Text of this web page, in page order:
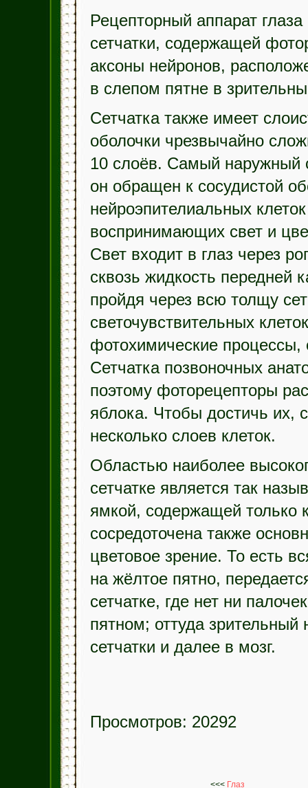
Рецепторный аппарат
сетчатки, содержащей
аксоны нейронов,
в слепом пятне в
Сетчатка также имеет
оболочки чрезвычайно
10 слоёв. Самый наружный
он обращен к сосудистой
нейроэпителиальных
воспринимающих свет и
Свет входит в глаз через
сквозь жидкость передней
пройдя через всю толщу
светочувствительных
фотохимические
Сетчатка позвоночных
поэтому фоторецепторы
яблока. Чтобы достичь их,
несколько слоев клеток.
Областью наиболее
сетчатке является так
ямкой, содержащей только
сосредоточена также
цветовое зрение. То есть
на жёлтое пятно,
сетчатке, где нет ни
пятном; оттуда зрительный
сетчатки и далее в мозг.
Просмотров: 20292
<<< Глаз